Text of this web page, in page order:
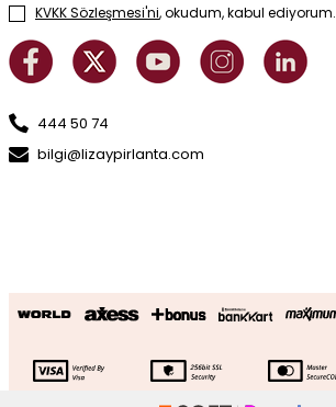
KVKK Sözleşmesi'ni, okudum, kabul ediyorum.
444 50 74
bilgi@lizaypirlanta.com